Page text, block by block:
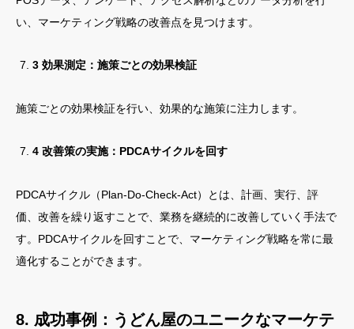
い、マーケティング戦略の改善点を見つけます。
3 効果測定：施策ごとの効果検証
施策ごとの効果検証を行い、効果的な施策に注力します。
4 改善策の実施：PDCAサイクルを回す
PDCAサイクル（Plan-Do-Check-Act）とは、計画、実行、評
価、改善を繰り返すことで、業務を継続的に改善していく手法で
す。PDCAサイクルを回すことで、マーケティング戦略を常に最
適化することができます。
8. 成功事例：うどん屋のユニークなマーケテ